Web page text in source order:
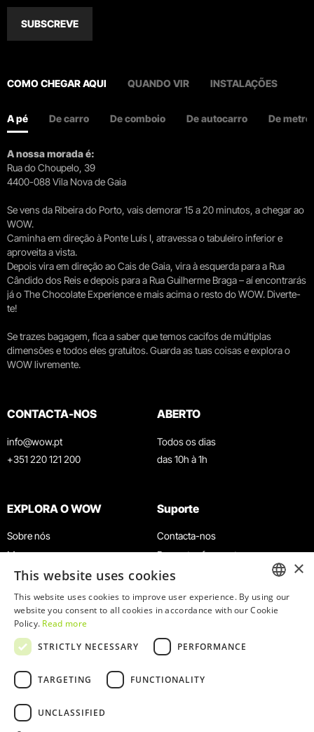
SUBSCREVE
COMO CHEGAR AQUI QUANDO VIR INSTALAÇÕES
A pé De carro De comboio De autocarro De metro
A nossa morada é:
Rua do Choupelo, 39
4400-088 Vila Nova de Gaia
Se vens da Ribeira do Porto, vais demorar 15 a 20 minutos, a chegar ao
WOW.
Caminha em direção à Ponte Luís I, atravessa o tabuleiro inferior e
aproveita a vista.
Depois vira em direção ao Cais de Gaia, vira à esquerda para a Rua
Cândido dos Reis e depois para a Rua Guilherme Braga – aí encontrarás
já o The Chocolate Experience e mais acima o resto do WOW. Diverte-
te!
Se trazes bagagem, fica a saber que temos cacifos de múltiplas
dimensões e todos eles gratuitos. Guarda as tuas coisas e explora o
WOW livremente.
CONTACTA-NOS
info@wow.pt
+351 220 121 200
ABERTO
Todos os dias
das 10h à 1h
EXPLORA O WOW
Sobre nós
Museus
Agenda
Notícias
Restaurantes
Cartão WOW
Grupos e Eventos
Serviço Educativo
Suporte
Contacta-nos
Perguntas frequentes
Termos e Condições
Política de privacidade e cookies
Trabalha connosco
Livro de reclamações
ENGLISH
×
This website uses cookies
This website uses cookies to improve user experience. By using our
website you consent to all cookies in accordance with our Cookie
Policy. Read more
STRICTLY NECESSARY
PERFORMANCE
TARGETING FUNCTIONALITY
UNCLASSIFIED